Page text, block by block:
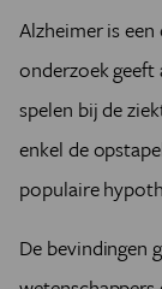
Alzheimer is
onderzoek geeft
spelen bij de
enkel de
populaire
De bevindingen